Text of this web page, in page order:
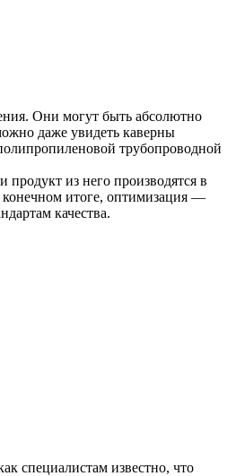
Они могут быть абсолютно
даже увидеть каверны
трубопроводной
из него производятся в
итоге, оптимизация —
качества.
специалистам известно, что